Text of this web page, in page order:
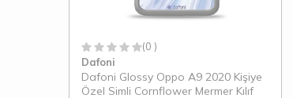
(0 )
Dafoni
Dafoni Glossy Oppo A9 2020 Kişiye
Özel Simli Cornflower Mermer Kılıf